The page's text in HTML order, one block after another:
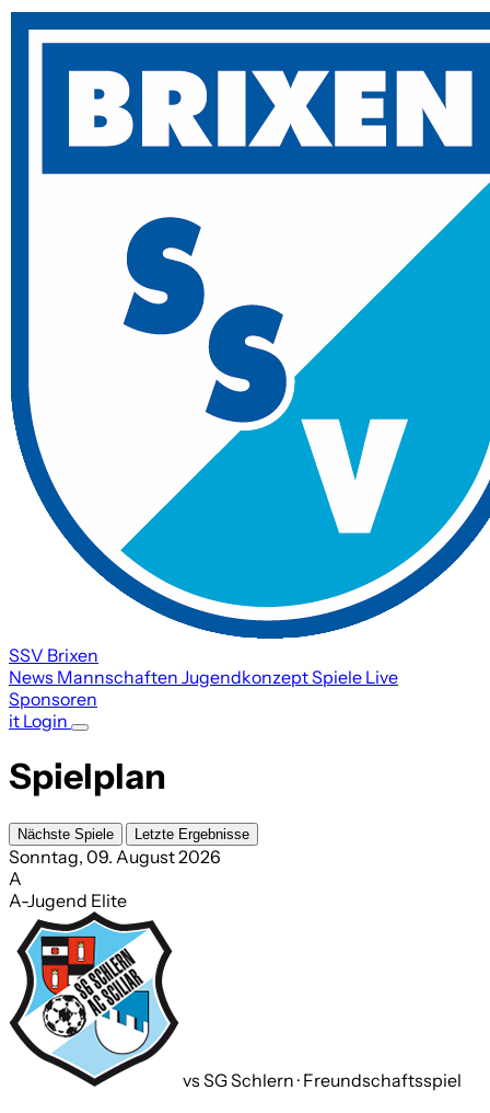
SSV Brixen
News Mannschaften JugendkonzeptSpiele Live
Sponsoren
it Login
Spielplan
Nächste Spiele Letzte Ergebnisse
Sonntag, 09. August 2026
A
A-Jugend Elite
vs SG Schlern · Freundschaftsspiel